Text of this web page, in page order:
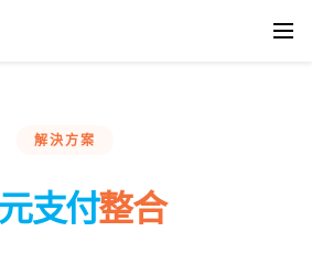
解決方案
支付整合